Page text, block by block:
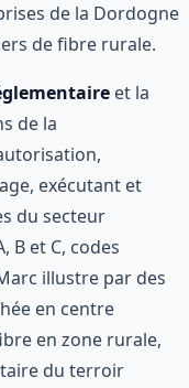
de la Dordogne
de fibre rurale.
et la
de la
exécutant et
du secteur
B et C, codes
illustre par des
en centre
en zone rurale,
du terroir